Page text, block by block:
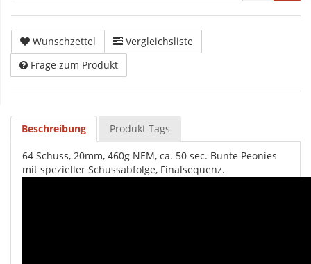
Wunschzettel
Vergleichsliste
Frage zum Produkt
Beschreibung Produkt Tags
64 Schuss, 20mm, 460g NEM, ca. 50 sec. Bunte Peonies
mit spezieller Schussabfolge, Finalsequenz.